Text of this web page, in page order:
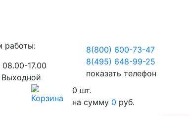
работы:
17.00
8(800) 600-73-47
8(495) 648-99-25
показать телефон
0 шт.
на сумму 0 руб.